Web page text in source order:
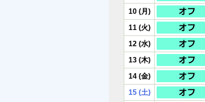
10 (月)
11 (火)
12 (水)
13 (木)
14 (金)
15 (土)